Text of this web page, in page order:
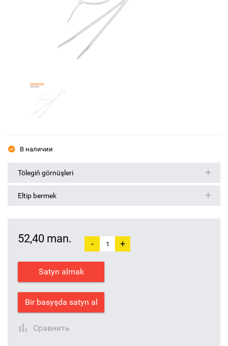
В наличии
Tölegiň görnüşleri
Eltip bermek
52,40 man. - +
Satyn almak
Bir basyşda satyn al
Сравнить